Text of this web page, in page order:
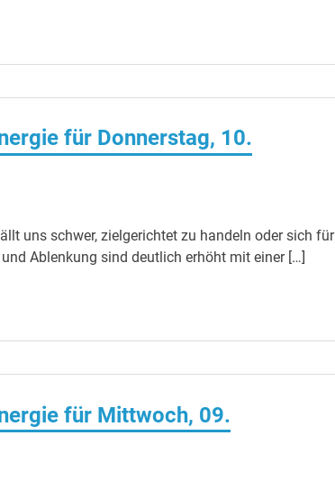
für Donnerstag, 10.
uns schwer, zielgerichtet zu handeln oder sich für
Ablenkung sind deutlich erhöht mit einer […]
für Mittwoch, 09.